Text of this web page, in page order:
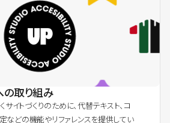
の取り組み
イトづくりのために、代替テキスト、コ
などの機能やリファレンスを提供してい